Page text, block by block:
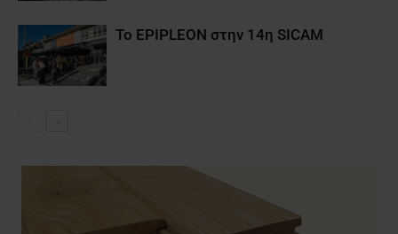
Το EPIPLEON στην 14η SICAM